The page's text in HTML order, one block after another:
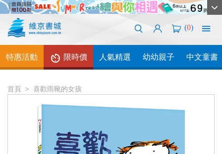
(0)
特惠活動 限時價 人氣精選 幼幼親子 中文童書
首頁 喜歡雨靴的女孩